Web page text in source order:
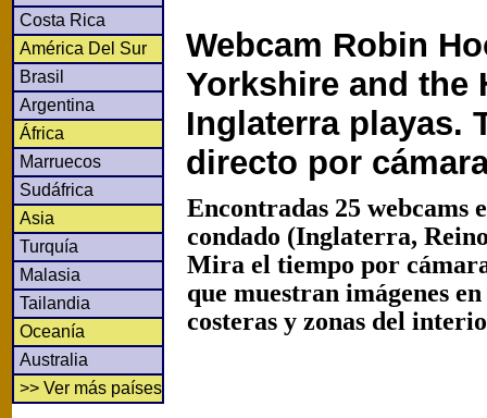
Costa Rica
América Del Sur
Brasil
Argentina
África
Marruecos
Sudáfrica
Asia
Turquía
Malasia
Tailandia
Oceanía
Australia
>> Ver más países
Webcam Robin
Yorkshire and the
Inglaterra playas.
directo por
Encontradas 25 webcams
condado (Inglaterra,
Mira el tiempo por
que muestran imágenes
costeras y zonas del